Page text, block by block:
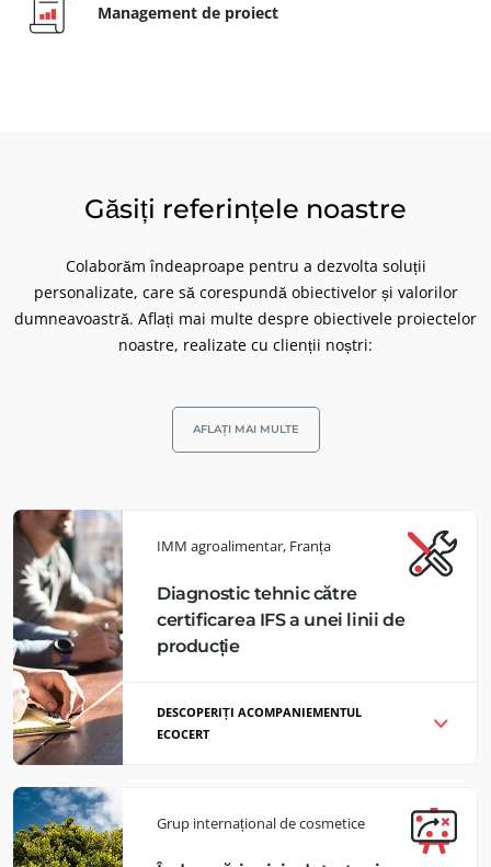
Despre noi
Știri/Noutăți
Cariere
Germania (germană)
Spania (spaniolă)
Management de proiect
Găsiți referințele noastre
Colaborăm îndeaproape pentru a dezvolta soluții
personalizate, care să corespundă obiectivelor și valorilor
dumneavoastră. Aflați mai multe despre obiectivele proiectelor
noastre, realizate cu clienții noștri:
AFLAȚI MAI MULTE
IMM agroalimentar, Franța
Diagnostic tehnic către
certificarea IFS a unei linii de
producție
DESCOPERIȚI ACOMPANIEMENTUL
ECOCERT
fructelor
Grup internațional de cosmetice